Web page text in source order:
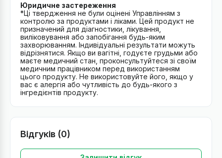
Юридичне застереження
*Ці твердження не були оцінені Управлінням з
контролю за продуктами і ліками. Цей продукт не
призначений для діагностики, лікування,
виліковування або запобігання будь-яким
захворюванням. Індивідуальні результати можуть
відрізнятися. Якщо ви вагітні, годуєте грудьми або
маєте медичний стан, проконсультуйтеся зі своїм
медичним працівником перед використанням
цього продукту. Не використовуйте його, якщо у
вас є алергія або чутливість до будь-якого з
інгредієнтів продукту.
Відгуків (0)